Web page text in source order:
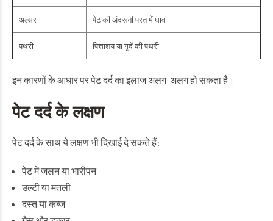
अल्सर पेट की अंदरूनी परत में घाव
पथरी पित्ताशय या गुर्दे की पथरी
इन कारणों के आधार पर पेट दर्द का इलाज अलग-अलग हो सकता है।
पेट दर्द के लक्षण
पेट दर्द के साथ ये लक्षण भी दिखाई दे सकते हैं:
पेट में जलन या भारीपन
उल्टी या मतली
दस्त या कब्ज